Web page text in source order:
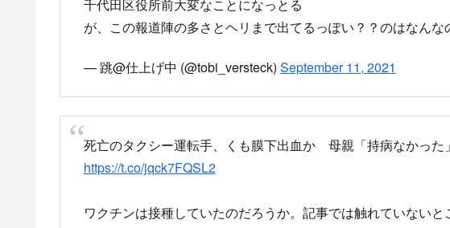
千代田区役所前大変なことになっとる
死亡のタクシー運転手、くも膜下出血か 母親「持病なかった